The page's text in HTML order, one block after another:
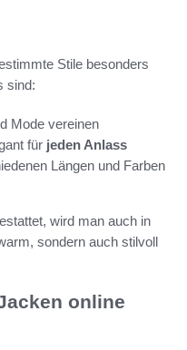
Stile besonders
sind:
Mode vereinen
für jeden Anlass
Längen und Farben
wird man auch in
sondern auch stilvoll
online